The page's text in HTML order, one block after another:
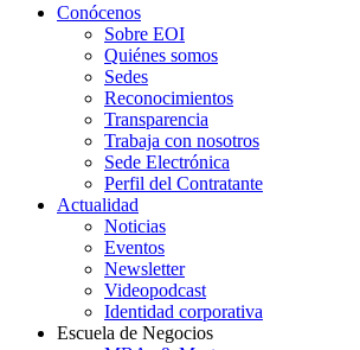
Conócenos
Sobre EOI
Quiénes somos
Sedes
Reconocimientos
Transparencia
Trabaja con nosotros
Sede Electrónica
Perfil del Contratante
Actualidad
Noticias
Eventos
Newsletter
Videopodcast
Identidad corporativa
Escuela de Negocios